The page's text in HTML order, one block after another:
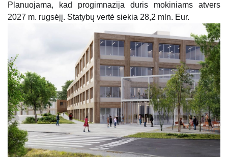
Planuojama, kad progimnazija duris mokiniams atvers
2027 m. rugsėjį. Statybų vertė siekia 28,2 mln. Eur.